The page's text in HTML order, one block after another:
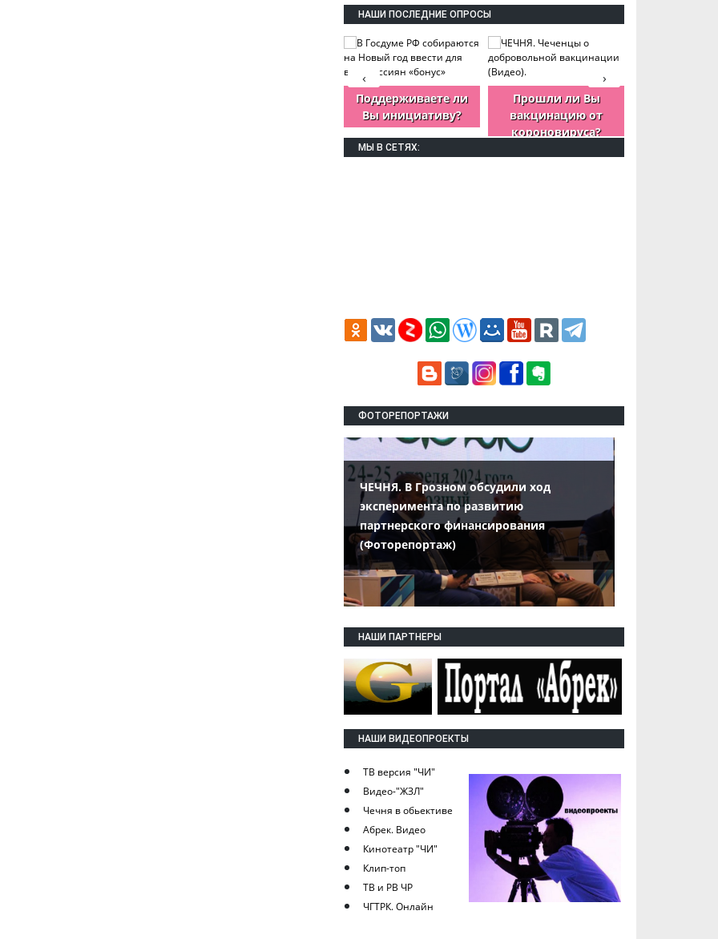
НАШИ ПОСЛЕДНИЕ ОПРОСЫ
Поддерживаете ли
Вы инициативу?
Прошли ли Вы
вакцинацию от
короновируса?
›
‹
МЫ В СЕТЯХ:
ФОТОРЕПОРТАЖИ
ЧЕЧНЯ. В Грозном обсудили ход
эксперимента по развитию
партнерского финансирования
(Фоторепортаж)
НАШИ ПАРТНЕРЫ
НАШИ ВИДЕОПРОЕКТЫ
ТВ версия "ЧИ"
Видео-"ЖЗЛ"
Чечня в обьективе
Абрек. Видео
Кинотеатр "ЧИ"
Клип-топ
ТВ и РВ ЧР
ЧГТРК. Онлайн